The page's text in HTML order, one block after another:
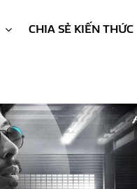
CHIA SẺ KIẾN THỨC